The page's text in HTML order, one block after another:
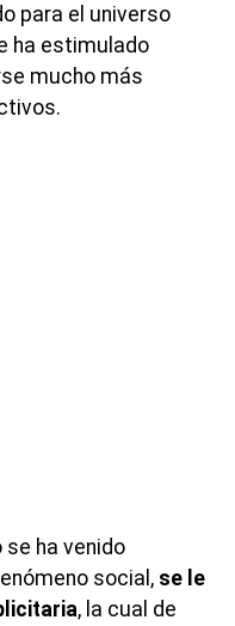
para el universo
ha estimulado
mucho más
se ha venido
social, se le
, la cual de